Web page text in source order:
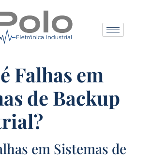
Falhas em
de Backup
em Sistemas de